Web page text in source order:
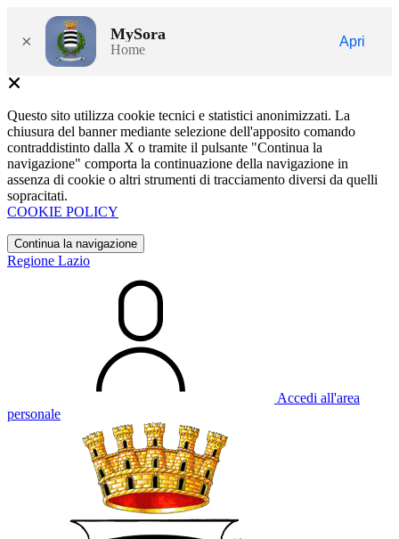
× MySora
Home
Apri
Questo sito utilizza cookie tecnici e statistici anonimizzati. La
chiusura del banner mediante selezione dell'apposito comando
contraddistinto dalla X o tramite il pulsante "Continua la
navigazione" comporta la continuazione della navigazione in
assenza di cookie o altri strumenti di tracciamento diversi da quelli
sopracitati.
COOKIE POLICY
Continua la navigazione
Regione Lazio
Accedi all'area
personale